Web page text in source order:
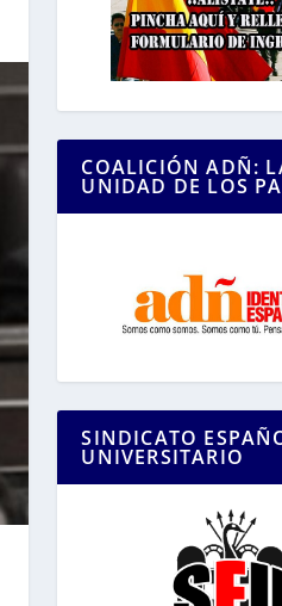
COALICIÓN ADÑ:
UNIDAD DE LOS
SINDICATO
UNIVERSITARIO